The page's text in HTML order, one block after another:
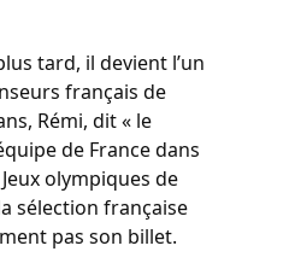
tard, il devient l’un
français de
Rémi, dit « le
de France dans
olympiques de
sélection française
pas son billet.